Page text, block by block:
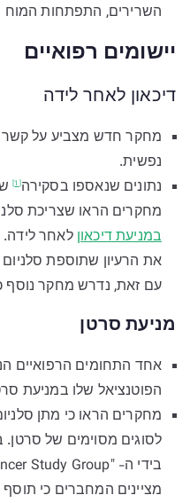
השרירים, התפתחות המוח
יישומים רפואיים
דיכאון לאחר לידה
מחקר חדש מצביע על קשר
נפשית.
נתונים שנאספו בסקירה[1]
מחקרים הראו שצריכת
במניעת דיכאון לאחר לידה.
את הרעיון שתוספת סלניום
עם זאת, נדרש מחקר נוסף
מניעת סרטן
אחד התחומים הרפואיים
הפוטנציאל שלו במניעת
מחקרים הראו כי מתן
לסוגים מסוימים של סרטן.
מציינים המחברים כי